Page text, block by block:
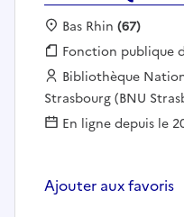
Localisation :
Bas Rhin (67)
Fonction publique :
Fonction publique
Employeur :
Bibliothèque
Strasbourg (BNU
En ligne depuis le
Ajouter aux favoris